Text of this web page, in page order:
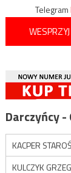
Telegram
Darczyńcy
KACPER
KULCZYK